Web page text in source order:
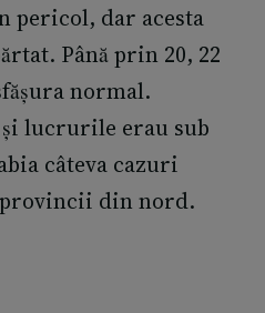
pericol, dar acesta
Până prin 20, 22
normal.
lucrurile erau sub
câteva cazuri
din nord.